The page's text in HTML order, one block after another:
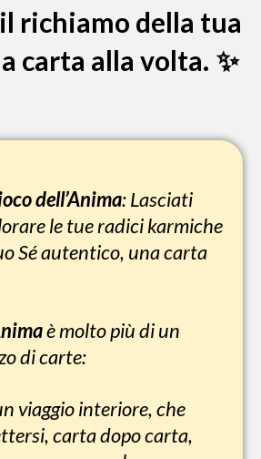
richiamo della tua
carta alla volta. ✨
dell’Anima: Lasciati
le tue radici karmiche
Sé autentico, una carta
è molto più di un
di carte:
viaggio interiore, che
carta dopo carta,